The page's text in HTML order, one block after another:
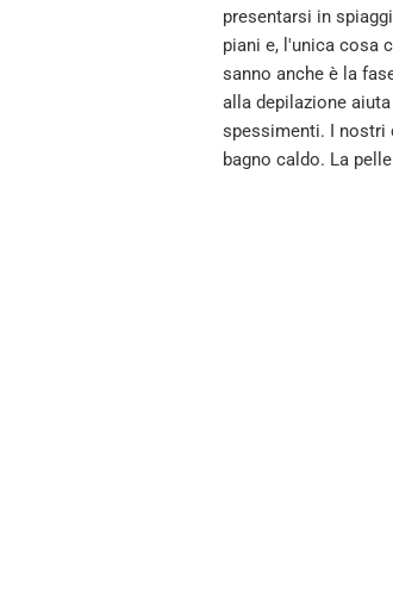
presentarsi in
piani e, l'unica cosa
sanno anche è la
alla depilazione
spessimenti. I nostri
bagno caldo. La